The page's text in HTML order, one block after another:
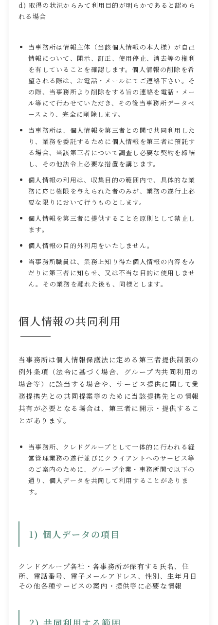
d) 取得の状況からみて利用目的が明らかであると認めら
れる場合
当事務所は情報主体（当該個人情報の本人様）が自己
情報について、開示、訂正、使用停止、消去等の権利
を有していることを確認します。個人情報の削除を希
望される際は、お電話・メールにてご連絡下さい。そ
の際、当事務所より削除をする旨の連絡を電話・メー
ル等にて行わせていただき、その後当事務所データベ
ースより、完全に削除します。
当事務所は、個人情報を第三者との間で共同利用した
り、業務を委託するために個人情報を第三者に預託す
る場合、当該第三者について調査し必要な契約を締結
し、その他法令上必要な措置を講じます。
個人情報の利用は、収集目的の範囲内で、具体的な業
務に応じ権限を与えられた者のみが、業務の遂行上必
要な限りにおいて行うものとします。
個人情報を第三者に提供することを原則として禁止し
ます。
個人情報の目的外利用をいたしません。
当事務所職員は、業務上知り得た個人情報の内容をみ
だりに第三者に知らせ、又は不当な目的に使用しませ
ん。その業務を離れた後も、同様とします。
個人情報の共同利用
当事務所は個人情報保護法に定める第三者提供制限の
例外条項（法令に基づく場合、グループ内共同利用の
場合等）に該当する場合や、サービス提供に関して業
務提携先との共同提案等のために当該提携先との情報
共有が必要となる場合は、第三者に開示・提供するこ
とがあります。
当事務所、クレドグループとして一体的に行われる経
営管理業務の遂行並びにクライアントへのサービス等
のご案内のために、グループ企業・事務所間で以下の
通り、個人データを共同して利用することがありま
す。
1) 個人データの項目
クレドグループ各社・各事務所が保有する氏名、住
所、電話番号、電子メールアドレス、性別、生年月日
その他各種サービスの案内・提供等に必要な情報